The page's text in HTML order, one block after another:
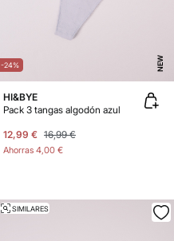
-24% NEW
HI&BYE
Pack 3 tangas algodón azul
12,99 € 16,99 €
Ahorras 4,00 €
SIMILARES